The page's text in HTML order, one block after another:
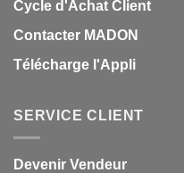
Cycle d'Achat Client
Contacter MADON
Télécharge l'Appli
SERVICE CLIENT
Devenir Vendeur